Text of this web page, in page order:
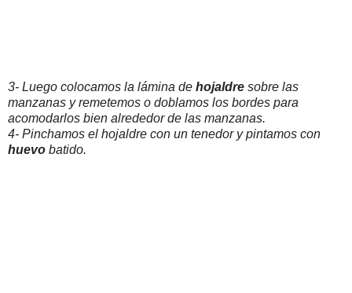
3- Luego colocamos la lámina de hojaldre sobre las
manzanas y remetemos o doblamos los bordes para
acomodarlos bien alrededor de las manzanas.
4- Pinchamos el hojaldre con un tenedor y pintamos con
huevo batido.